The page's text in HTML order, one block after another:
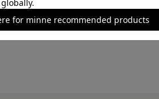
くるみボタンのヘアゴム＊森A
展示中